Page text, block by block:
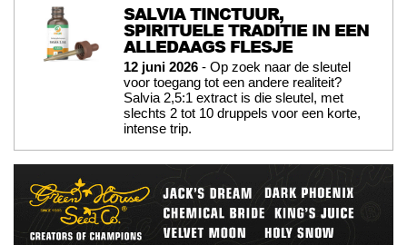
SALVIA TINCTUUR,
SPIRITUELE TRADITIE IN EEN
ALLEDAAGS FLESJE
12 juni 2026 - Op zoek naar de sleutel
voor toegang tot een andere realiteit?
Salvia 2,5:1 extract is die sleutel, met
slechts 2 tot 10 druppels voor een korte,
intense trip.